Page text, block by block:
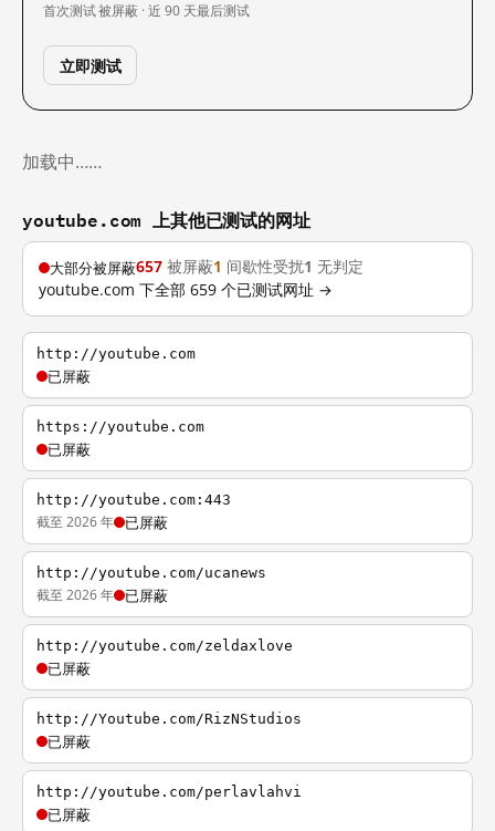
首次测试被屏蔽 · 近 90 天最后测试
立即测试
加载中……
youtube.com 上其他已测试的网址
大部分被屏蔽657 被屏蔽1 间歇性受扰1 无判定
youtube.com 下全部 659 个已测试网址 →
http://youtube.com
已屏蔽
https://youtube.com
已屏蔽
http://youtube.com:443
截至 2026 年 已屏蔽
http://youtube.com/ucanews
截至 2026 年 已屏蔽
http://youtube.com/zeldaxlove
已屏蔽
http://Youtube.com/RizNStudios
已屏蔽
http://youtube.com/perlavlahvi
已屏蔽